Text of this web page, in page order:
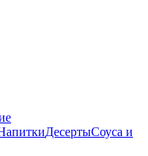
ДесертыСоуса и